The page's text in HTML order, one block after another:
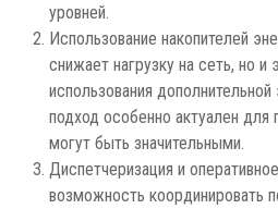
уровней.
Использование накопителей
снижает нагрузку на сеть, но
использования
подход особенно актуален для
могут быть значительными.
Диспетчеризация и
возможность координировать